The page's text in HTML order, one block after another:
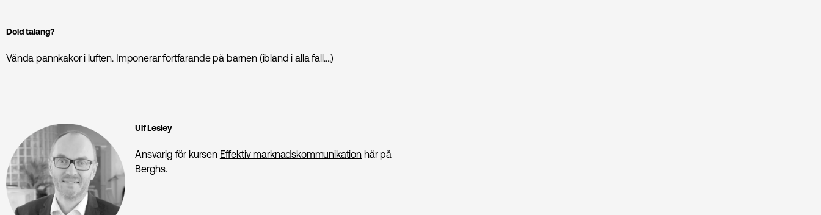
Dold talang?
Vända pannkakor i luften. Imponerar fortfarande på barnen (ibland i alla fall….)
Ulf Lesley
Ansvarig för kursen Effektiv marknads­kommunikation här på
Berghs.